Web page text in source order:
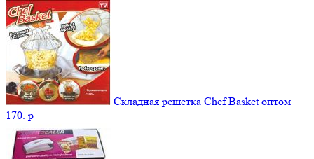
Cкладная решетка Chef Basket оптом
170. p